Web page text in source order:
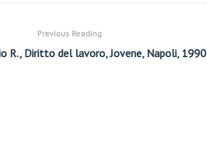
Previous Reading
R., Diritto del lavoro, Jovene, Napoli, 1990